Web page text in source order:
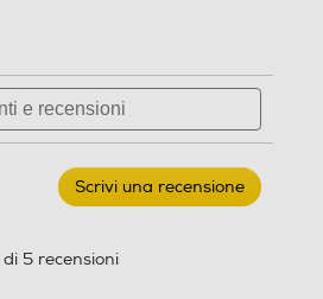
Scrivi una recensione
Questa
di 5 recensioni